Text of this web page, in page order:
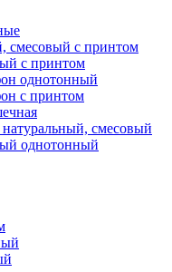
смесовый с принтом
с принтом
однотонный
с принтом
смесовый
однотонный